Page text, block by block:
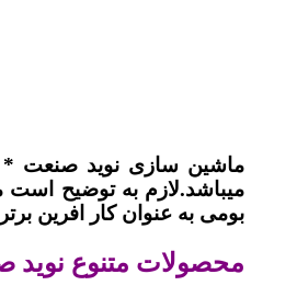
ماشین سازی نوید صنعت *
بومی به عنوان کار افرین
محصولات متنوع نوید